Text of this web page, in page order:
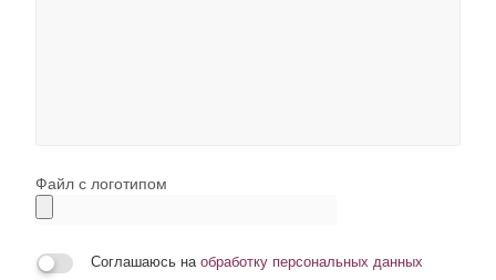
Файл с логотипом
Соглашаюсь на обработку персональных данных